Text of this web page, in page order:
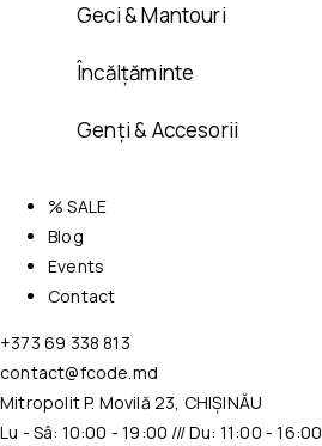
Geci & Mantouri
Încălțăminte
Genți & Accesorii
% SALE
Blog
Events
Contact
+373 69 338 813
contact@fcode.md
Mitropolit P. Movilă 23, CHIȘINĂU
Lu - Sâ: 10:00 - 19:00 /// Du: 11:00 - 16:00